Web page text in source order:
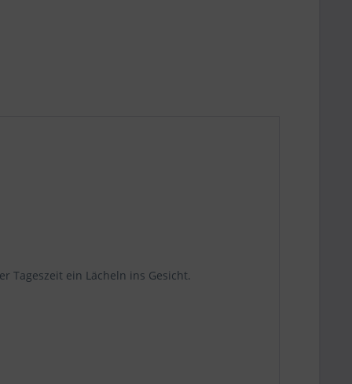
Tageszeit ein Lächeln ins Gesicht.